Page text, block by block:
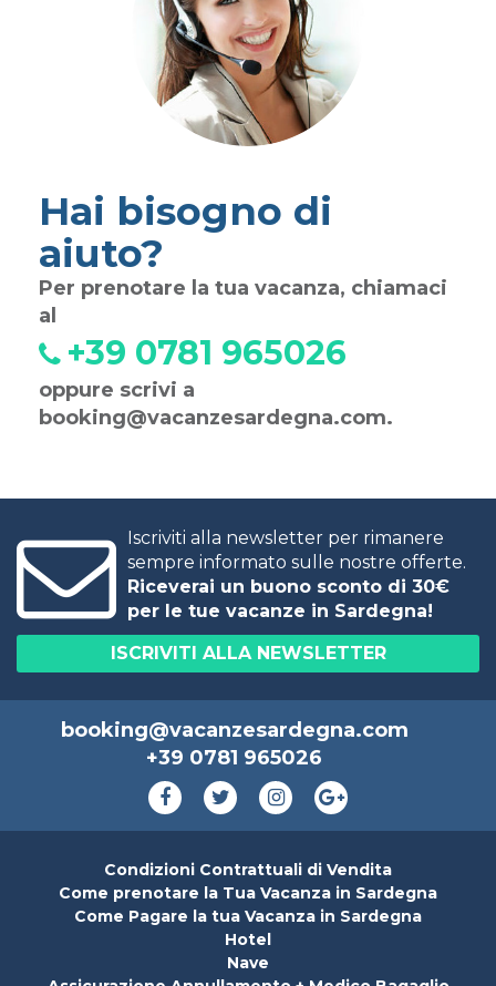
Hai bisogno di
aiuto?
Per prenotare la tua vacanza, chiamaci
al
+39 0781 965026
oppure scrivi a
booking@vacanzesardegna.com.
Iscriviti alla newsletter per rimanere
sempre informato sulle nostre offerte.
Riceverai un buono sconto di 30€
per le tue vacanze in Sardegna!
ISCRIVITI ALLA NEWSLETTER
booking@vacanzesardegna.com
+39 0781 965026
Condizioni Contrattuali di Vendita
Come prenotare la Tua Vacanza in Sardegna
Come Pagare la tua Vacanza in Sardegna
Hotel
Nave